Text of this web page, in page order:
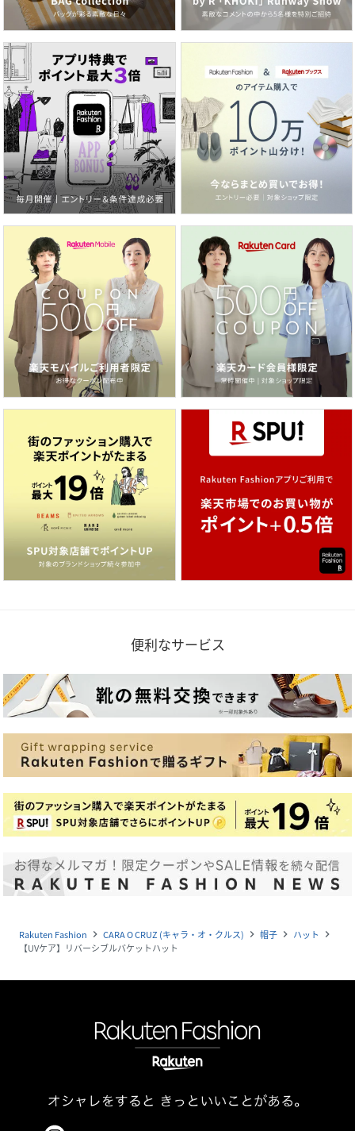
便利なサービス
Rakuten Fashion navigate_next CARA O CRUZ (キャラ・オ・クルス) navigate_next 帽子 navigate_next ハット navigate_next
【UVケア】リバーシブルバケットハット